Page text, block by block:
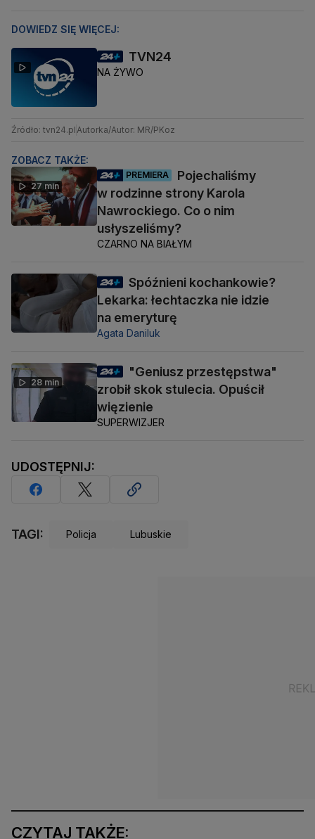
DOWIEDZ SIĘ WIĘCEJ:
TVN24
NA ŻYWO
Źródło: tvn24.pl Autorka/Autor: MR/PKoz
ZOBACZ TAKŻE:
27 min
PREMIERA
Pojechaliśmy
w rodzinne strony Karola
Nawrockiego. Co o nim
usłyszeliśmy?
CZARNO NA BIAŁYM
Spóźnieni kochankowie?
Lekarka: łechtaczka nie idzie
na emeryturę
Agata Daniluk
28 min
"Geniusz przestępstwa"
zrobił skok stulecia. Opuścił
więzienie
SUPERWIZJER
UDOSTĘPNIJ:
TAGI: Policja Lubuskie
CZYTAJ TAKŻE: